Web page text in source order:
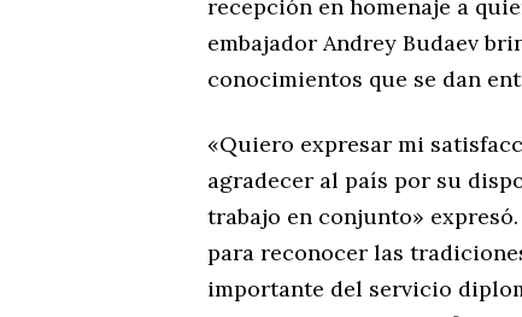
recepción en homenaje a
embajador Andrey Budaev
conocimientos que se dan
«Quiero expresar mi
agradecer al país por su
trabajo en conjunto»
para reconocer las
importante del servicio